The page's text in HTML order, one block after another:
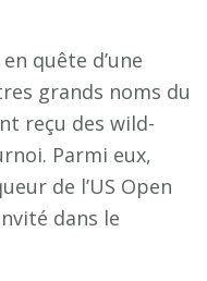
quête d’une
grands noms du
reçu des wild-
Parmi eux,
de l’US Open
dans le